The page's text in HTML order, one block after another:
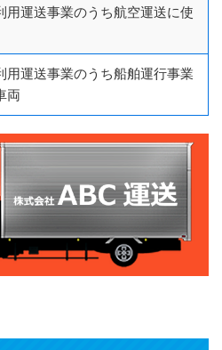
用運送事業のうち航空運送に使
用運送事業のうち船舶運行事業
両